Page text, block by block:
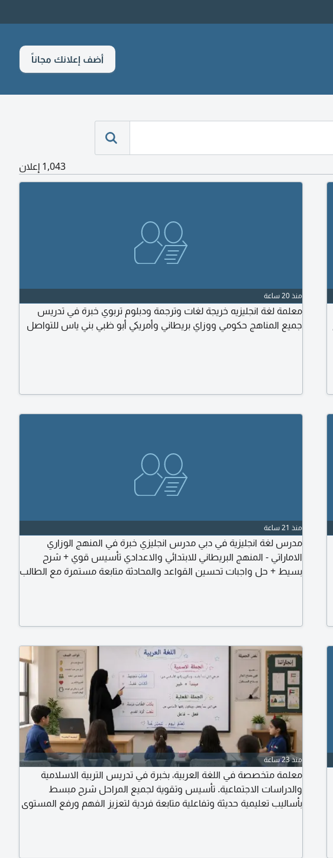
أضف إعلانك مجاناً
1,043 إعلان
منذ 20 ساعة
معلمة لغة انجليزيه خريجة لغات وترجمة ودبلوم تربوي خبرة في تدريس
جميع المناهج حكومي ووزاي بريطاني وأمريكي أبو ظبي بني ياس للتواصل
منذ 21 ساعة
مدرس لغة انجليزية في دبي مدرس انجليزي خبرة في المنهج الوزاري
الاماراتي - المنهج البريطاني للابتدائي والاعدادي تأسيس قوي + شرح
بسيط + حل واجبات تحسين القواعد والمحادثة متابعة مستمرة مع الطالب
منذ 23 ساعة
معلمة متخصصة في اللغة العربية، بخبرة في تدريس التربية الاسلامية
والدراسات الاجتماعية. تأسيس وتقوية لجميع المراحل شرح مبسط
بأساليب تعليمية حديثة وتفاعلية متابعة فردية لتعزيز الفهم ورفع المستوى